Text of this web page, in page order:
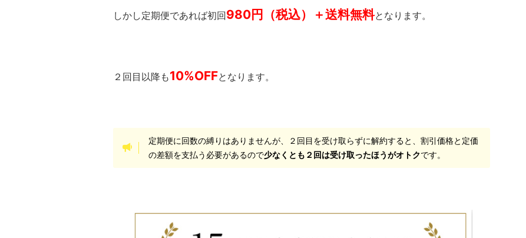
しかし定期便であれば初回980円（税込）＋送料無料となります。
２回目以降も10%OFFとなります。
定期便に回数の縛りはありませんが、２回目を受け取らずに解約すると、割引価格と定価
の差額を支払う必要があるので少なくとも２回は受け取ったほうがオトクです。